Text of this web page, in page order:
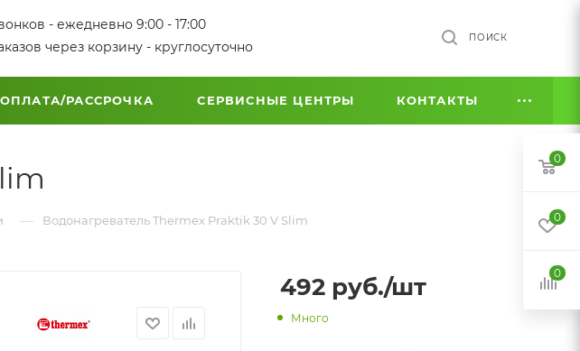
- ежедневно 9:00 - 17:00
через корзину - круглосуточно
ПОИСК
ОПЛАТА/РАССРОЧКА СЕРВИСНЫЕ ЦЕНТРЫ КОНТАКТЫ
— Водонагреватель Thermex Praktik 30 V Slim
492 руб./шт
Много
0
0
0